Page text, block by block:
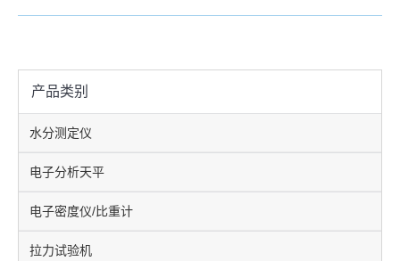
产品类别
水分测定仪
电子分析天平
电子密度仪/比重计
拉力试验机